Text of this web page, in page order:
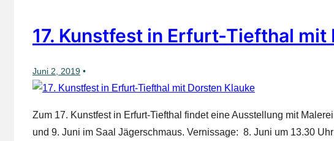
17. Kunstfest in Erfurt-Tiefthal mit
Juni 2, 2019
Zum 17. Kunstfest in Erfurt-Tiefthal findet eine Ausstellung mit
und 9. Juni im Saal Jägerschmaus. Vernissage: 8. Juni um 13.30